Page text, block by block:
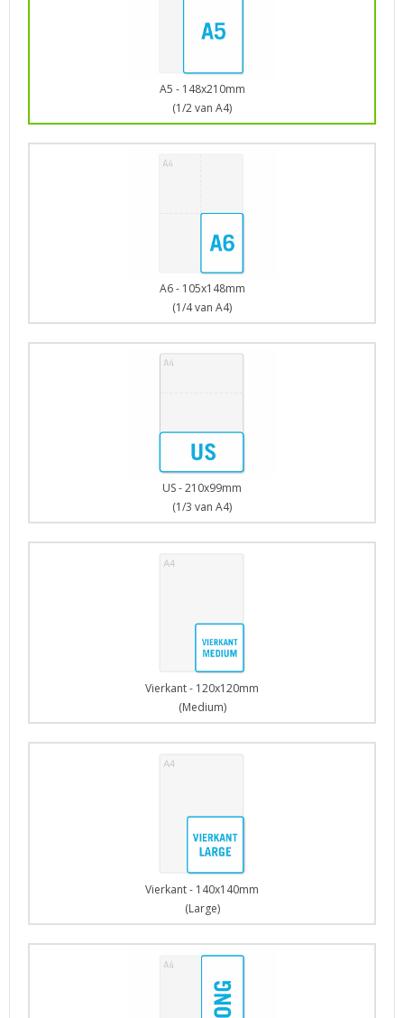
A5 - 148x210mm
(1/2 van A4)
A6 - 105x148mm
(1/4 van A4)
US - 210x99mm
(1/3 van A4)
Vierkant - 120x120mm
(Medium)
Vierkant - 140x140mm
(Large)